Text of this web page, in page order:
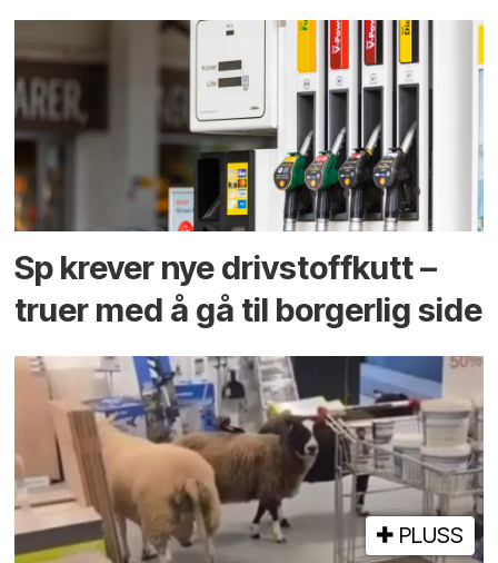
Sp krever nye drivstoffkutt –
truer med å gå til borgerlig side
PLUSS